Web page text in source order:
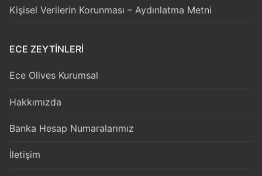
Kişisel Verilerin Korunması – Aydınlatma Metni
ECE ZEYTİNLERİ
Ece Olives Kurumsal
Hakkımızda
Banka Hesap Numaralarımız
İletişim